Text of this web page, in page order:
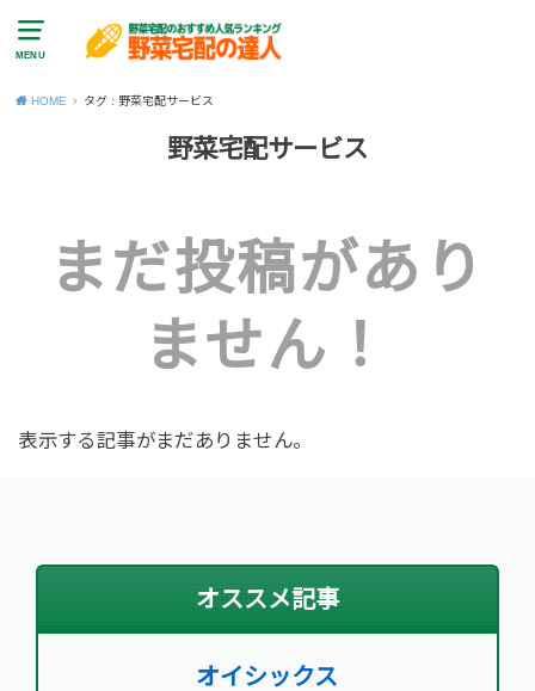
MENU
HOME タグ : 野菜宅配サービス
野菜宅配サービス
まだ投稿があり
ません！
表示する記事がまだありません。
オススメ記事
オイシックス